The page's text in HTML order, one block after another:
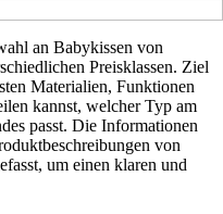
an Babykissen von
Preisklassen. Ziel
Materialien, Funktionen
kannst, welcher Typ am
passt. Die Informationen
von
um einen klaren und